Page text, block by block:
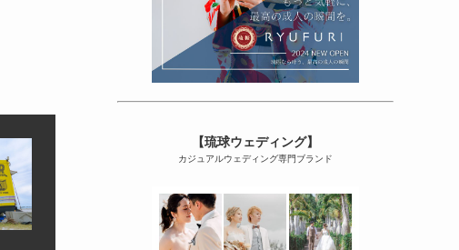
【琉球ウェディング】
カジュアルウェディング専門ブランド